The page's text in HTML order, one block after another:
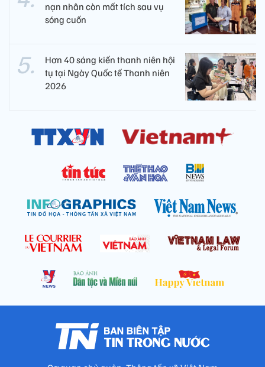
nạn nhân còn mất tích sau vụ
sóng cuốn
Hơn 40 sáng kiến thanh niên hội
tụ tại Ngày Quốc tế Thanh niên
2026